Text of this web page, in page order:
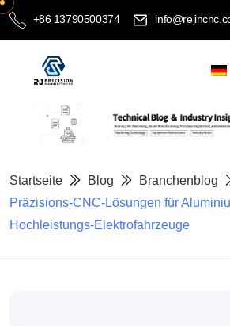
+86 13790500374
Startseite Blog
Branchenblog
Präzisions-CNC-Lösungen für
Hochleistungs-Elektrofahrzeuge